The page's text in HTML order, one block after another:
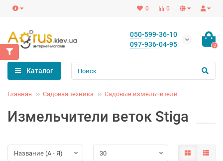
0
0
050-599-36-10
097-936-04-95
0
Каталог
Главная Садовая техника Садовые измельчители
Измельчители веток Stiga